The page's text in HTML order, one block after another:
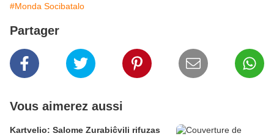
#Monda Socibatalo
Partager
Vous aimerez aussi
Kartvelio: Salome Zurabiĉvili rifuzas